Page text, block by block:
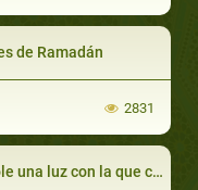
de Ramadán
2831
que camina entre la gente…”